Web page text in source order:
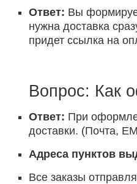
Ответ: Вы
нужна доставка
придет ссылка на
Вопрос: Как
Ответ: При
доставки. (Почта,
Адреса пунктов
Все заказы